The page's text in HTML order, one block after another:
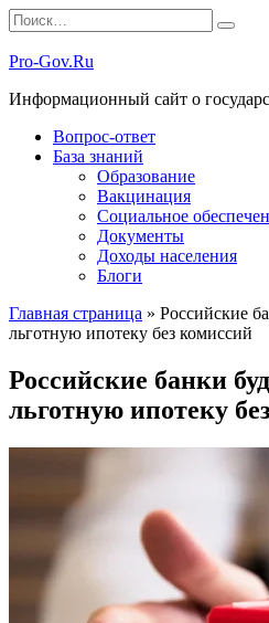
Перейти
к
содержанию
Search
for:
Pro-Gov.Ru
Информационный сайт о
Вопрос-ответ
База знаний
Образование
Вакцинация
Социальное
Документы
Доходы населения
Блоги
Главная страница » Российские
льготную ипотеку без комиссий
Российские банки
льготную ипотеку